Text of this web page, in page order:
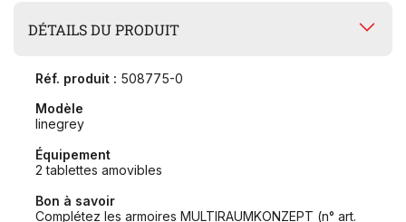
DÉTAILS DU PRODUIT
Réf. produit : 508775-0
Modèle
linegrey
Équipement
2 tablettes amovibles
Bon à savoir
Complétez les armoires MULTIRAUMKONZEPT (n° art.